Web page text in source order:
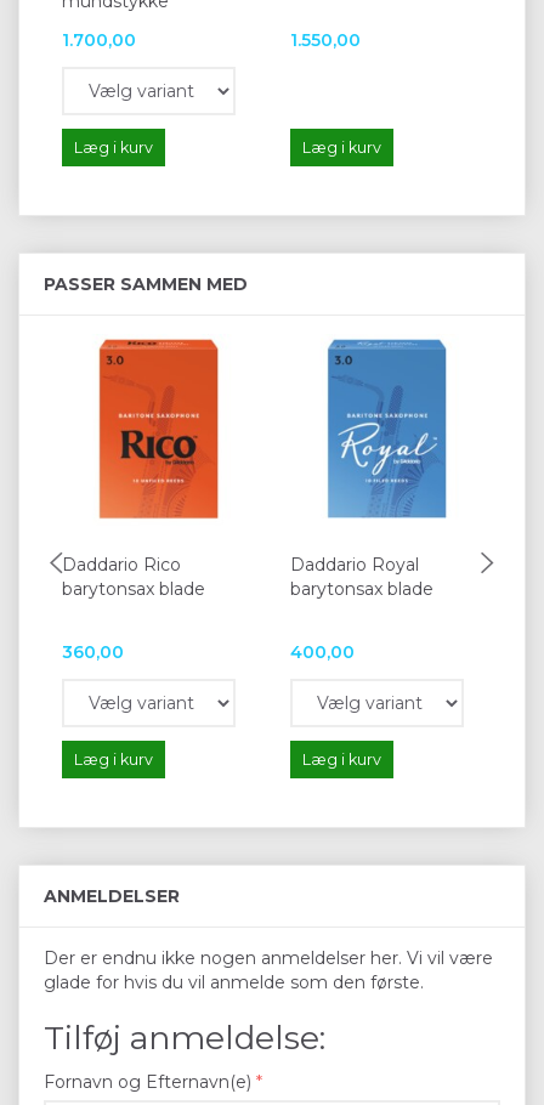
1.700,00
Læg i kurv
1.550,00
Læg i kurv
PASSER SAMMEN MED
Daddario Rico
barytonsax blade
360,00
Læg i kurv
Daddario Royal
barytonsax blade
400,00
Læg i kurv
ANMELDELSER
Der er endnu ikke nogen anmeldelser her. Vi vil være
glade for hvis du vil anmelde som den første.
Tilføj anmeldelse:
Fornavn og Efternavn(e)